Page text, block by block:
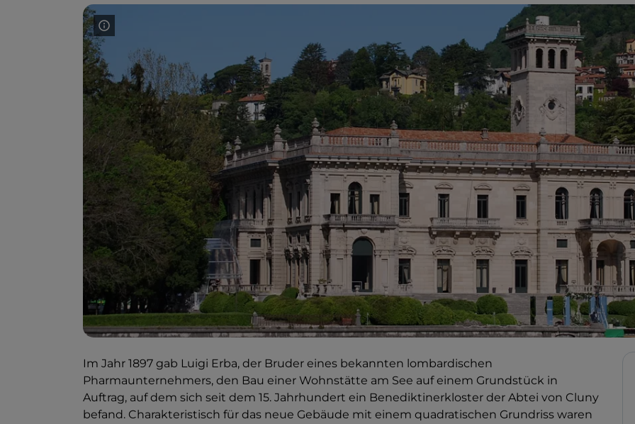
Im Jahr 1897 gab Luigi Erba, der Bruder eines bekannten lombardischen
Pharmaunternehmers, den Bau einer Wohnstätte am See auf einem Grundstück in
Auftrag, auf dem sich seit dem 15. Jahrhundert ein Benediktinerkloster der Abtei von Cluny
befand. Charakteristisch für das neue Gebäude mit einem quadratischen Grundriss waren